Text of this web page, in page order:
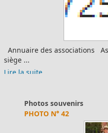
Description Adresse